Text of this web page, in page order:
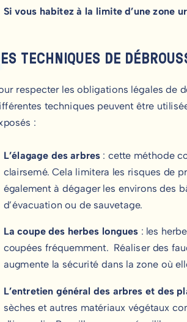
Si vous habitez à la limite d’une zone
TECHNIQUES DE
respecter les obligations légales de
techniques peuvent être
:
L’élagage des arbres : cette méthode
clairsemé. Cela limitera les risques de
également à dégager les environs des
d’évacuation ou de sauvetage.
La coupe des herbes longues : les
coupées fréquemment. Réaliser des
augmente la sécurité dans la zone où
L’entretien général des arbres et des
sèches et autres matériaux végétaux